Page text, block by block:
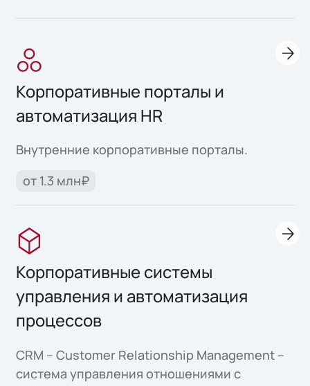
Корпоративные порталы и
автоматизация HR
Внутренние корпоративные порталы.
от 1.3 млн₽
Корпоративные системы
управления и автоматизация
процессов
CRM – Customer Relationship Management –
система управления отношениями с